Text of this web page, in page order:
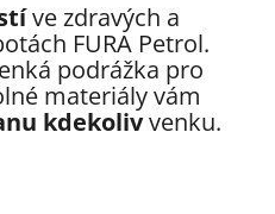
ve zdravých a
FURA Petrol.
podrážka pro
materiály vám
kdekolivvenku.